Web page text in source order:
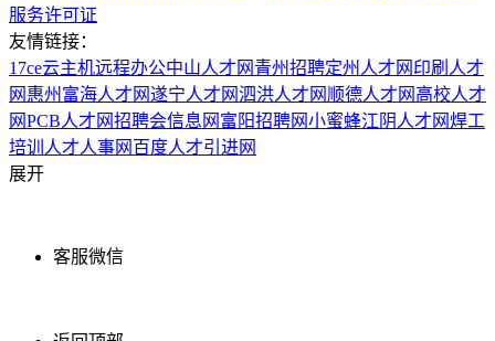
服务许可证
友情链接：
17ce云主机远程办公中山人才网 青州招聘定州人才网 印刷人才
网 惠州富海人才网遂宁人才网泗洪人才网 顺德人才网 高校人才
网PCB人才网招聘会信息网 富阳招聘网小蜜蜂江阴人才网焊工
培训 人才人事网 百度人才引进网
展开
客服微信